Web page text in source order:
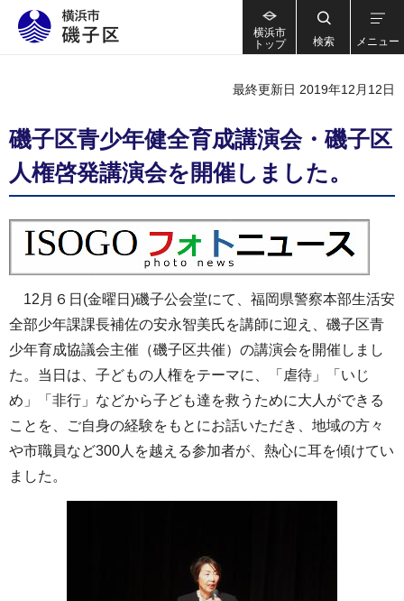
横浜市
トップ
検索 メニュー
最終更新日 2019年12月12日
磯子区青少年健全育成講演会・磯子区
人権啓発講演会を開催しました。
12月６日(金曜日)磯子公会堂にて、福岡県警察本部生活安
全部少年課課長補佐の安永智美氏を講師に迎え、磯子区青
少年育成協議会主催（磯子区共催）の講演会を開催しまし
た。当日は、子どもの人権をテーマに、「虐待」「いじ
め」「非行」などから子ども達を救うために大人ができる
ことを、ご自身の経験をもとにお話いただき、地域の方々
や市職員など300人を越える参加者が、熱心に耳を傾けてい
ました。